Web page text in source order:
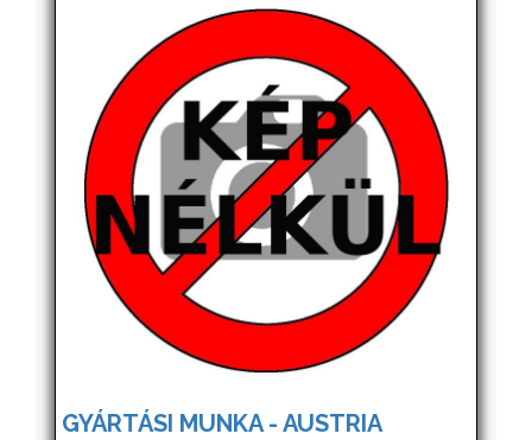
GYÁRTÁSI MUNKA - AUSTRIA